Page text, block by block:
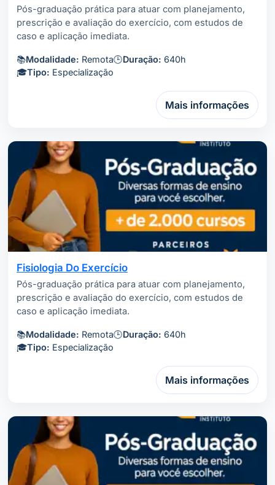
Pós-graduação prática para atuar com planejamento,
prescrição e avaliação do exercício, com estudos de
caso e aplicação imediata.
📚Modalidade: Remota🕒Duração: 640h
🎓Tipo: Especialização
Mais informações
Fisiologia Do Exercício
Pós-graduação prática para atuar com planejamento,
prescrição e avaliação do exercício, com estudos de
caso e aplicação imediata.
📚Modalidade: Remota🕒Duração: 640h
🎓Tipo: Especialização
Mais informações